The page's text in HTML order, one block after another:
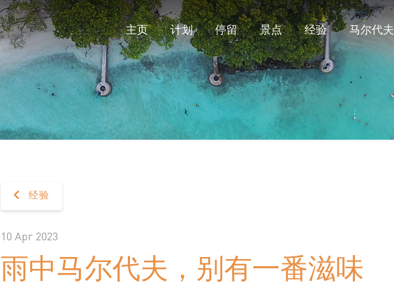
主页 计划 停留 景点 经验 马尔代夫
经验
10 Apr 2023
雨中马尔代夫，别有一番滋味